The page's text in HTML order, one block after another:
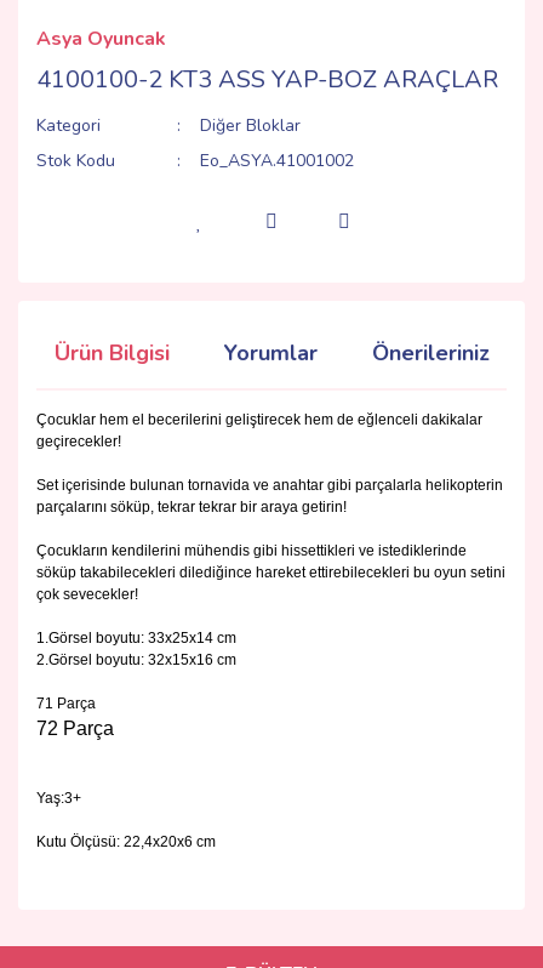
Asya Oyuncak
4100100-2 KT3 ASS YAP-BOZ ARAÇLAR
Kategori
Diğer Bloklar
Stok Kodu
Eo_ASYA.41001002
Ürün Bilgisi Yorumlar Önerileriniz
Çocuklar hem el becerilerini geliştirecek hem de eğlenceli dakikalar
geçirecekler!
Set içerisinde bulunan tornavida ve anahtar gibi parçalarla helikopterin
parçalarını söküp, tekrar tekrar bir araya getirin!
Çocukların kendilerini mühendis gibi hissettikleri ve istediklerinde
söküp takabilecekleri dilediğince hareket ettirebilecekleri bu oyun setini
çok sevecekler!
1.Görsel boyutu: 33x25x14 cm
2.Görsel boyutu: 32x15x16 cm
71 Parça
72 Parça
Yaş:3+
Kutu Ölçüsü: 22,4x20x6 cm
kullanarak tarafımıza iletebilirsiniz.